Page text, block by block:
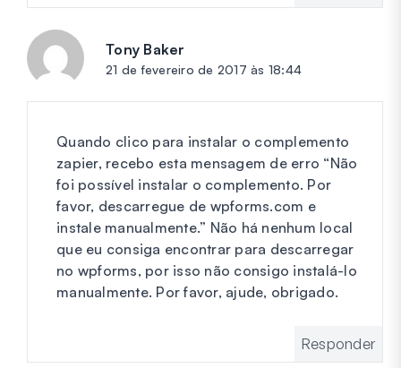
Tony Baker
21 de fevereiro de 2017 às 18:44
Quando clico para instalar o complemento
zapier, recebo esta mensagem de erro “Não
foi possível instalar o complemento. Por
favor, descarregue de wpforms.com e
instale manualmente.” Não há nenhum local
que eu consiga encontrar para descarregar
no wpforms, por isso não consigo instalá-lo
manualmente. Por favor, ajude, obrigado.
Responder